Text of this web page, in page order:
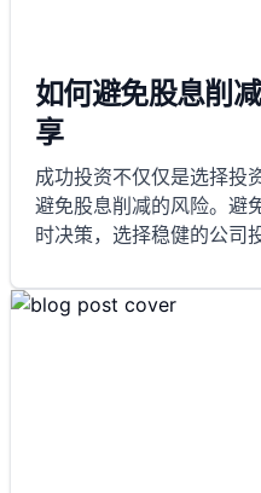
如何避免股息削
享
成功投资不仅仅是选择投
避免股息削减的风险。避
时决策，选择稳健的公司